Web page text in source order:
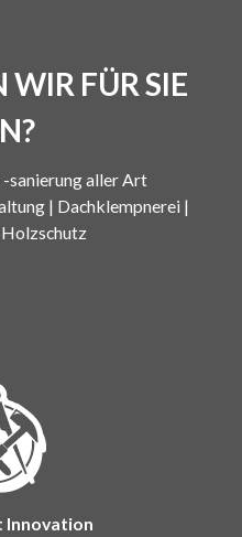
FÜR SIE
-sanierung aller Art
| Dachklempnerei |
Innovation